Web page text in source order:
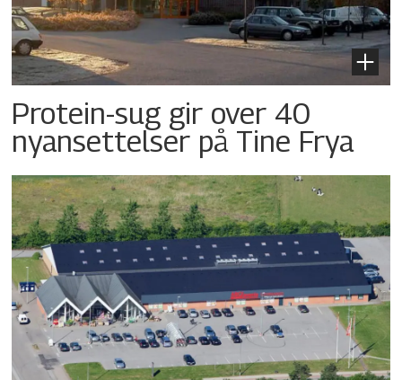
Protein-sug gir over 40
nyansettelser på Tine Frya